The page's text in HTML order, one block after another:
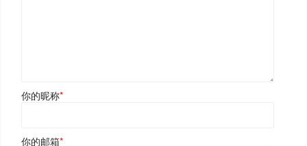
你的昵称*
你的邮箱*